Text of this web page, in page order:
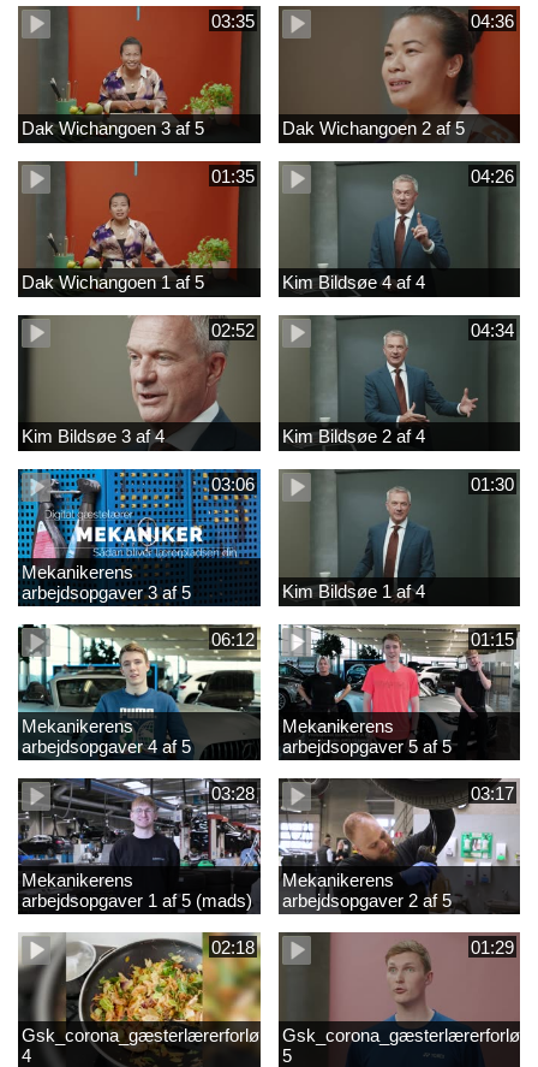
03:35
Dak Wichangoen 3 af 5
04:36
Dak Wichangoen 2 af 5
01:35
Dak Wichangoen 1 af 5
04:26
Kim Bildsøe 4 af 4
02:52
Kim Bildsøe 3 af 4
04:34
Kim Bildsøe 2 af 4
03:06
Mekanikerens
arbejdsopgaver 3 af 5
(lærepladssøgning)
01:30
Kim Bildsøe 1 af 4
06:12
Mekanikerens
arbejdsopgaver 4 af 5
(Frederik Vesti)
01:15
Mekanikerens
arbejdsopgaver 5 af 5
(Frederik Vesti)
03:28
Mekanikerens
arbejdsopgaver 1 af 5 (mads)
03:17
Mekanikerens
arbejdsopgaver 2 af 5
(magnus)
02:18
Gsk_corona_gæsterlærerforløb_Axelsen_del
4
01:29
5